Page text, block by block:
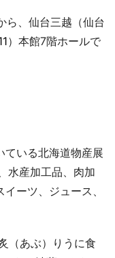
、仙台三越（仙台
）本館7階ホールで
いる北海道物産展
水産加工品、肉加
ーツ、ジュース、
（あぶ）りうに食